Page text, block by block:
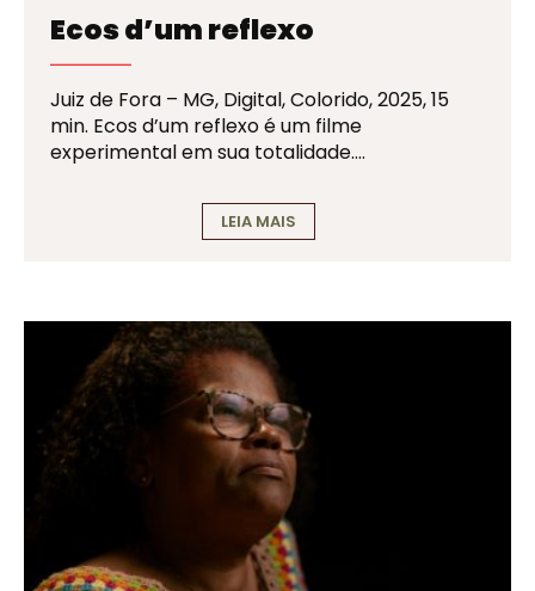
Ecos d’um reflexo
Juiz de Fora – MG, Digital, Colorido, 2025, 15
min. Ecos d’um reflexo é um filme
experimental em sua totalidade….
LEIA MAIS